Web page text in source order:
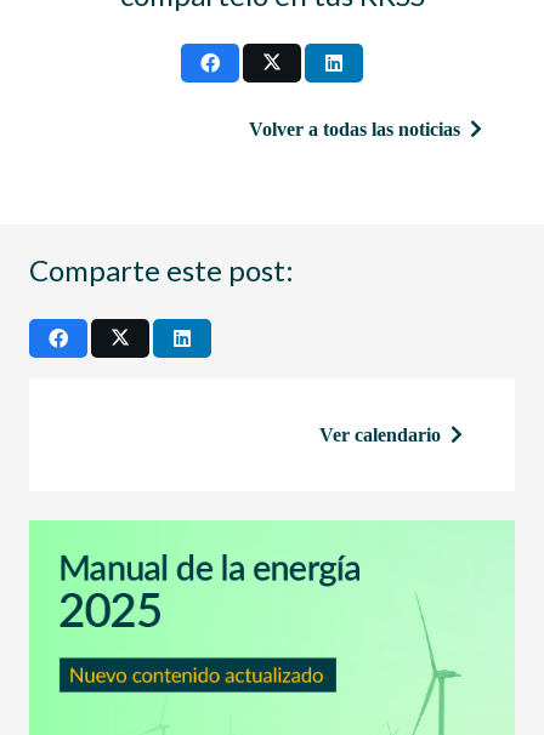
Volver a todas las noticias
Comparte este post:
Ver calendario